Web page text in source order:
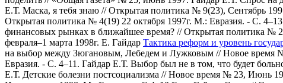
Е.Т. Маска, я тебя знаю // Открытая политика № 9(23), Сентябрь
Открытая политика № 4(19) 22 октября 1997г. М.: Евразия. - С.
финансовых рынках в ближайшее время? // Открытая политика №
февраля–1 марта 1998г. Е. Гайдар Тактика реформ и уровень
на выбор между Зюгановым, Лебедем и Лужковым // Новое время
Евразия. - С. 4–11. Гайдар Е.Т. Выбор был не в том, что будет
Е.Т. Детские болезни постсоциализма // Новое время № 23, Июнь